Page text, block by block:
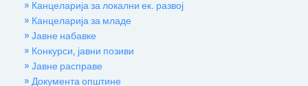
» Канцеларија за локални ек. развој
» Канцеларија за младе
» Јавне набавке
» Конкурси, јавни позиви
» Јавне расправе
» Документа општине